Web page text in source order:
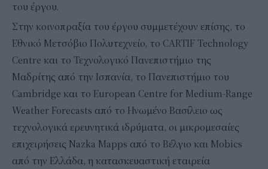
του έργου.
Στην κοινοπραξία του έργου συμμετέχουν επίσης, το
Εθνικό Μετσόβιο Πολυτεχνείο, το CARTIF Technology
Centre και το Τεχνολογικό Πανεπιστήμιο της
Μαδρίτης από την Ισπανία, το Πανεπιστήμιο του
Cambridge και το European Centre for Medium-Range
Weather Forecasts από το Ηνωμένο Βασίλειο ως
τεχνολογικά ερευνητικά ιδρύματα, οι μικρομεσαίες
επιχειρήσεις Nazka Mapps από το Βέλγιο και Mobics
από την Ελλάδα, η κατασκευαστική εταιρεία